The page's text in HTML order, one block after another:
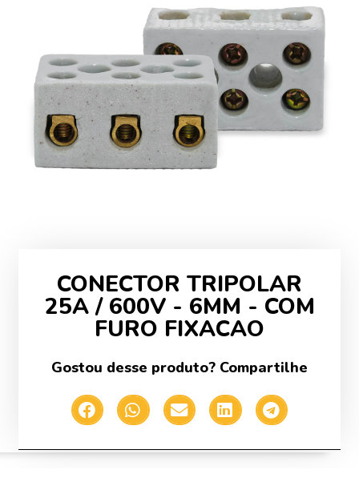
CONECTOR TRIPOLAR
25A / 600V - 6MM - COM
FURO FIXACAO
Gostou desse produto? Compartilhe